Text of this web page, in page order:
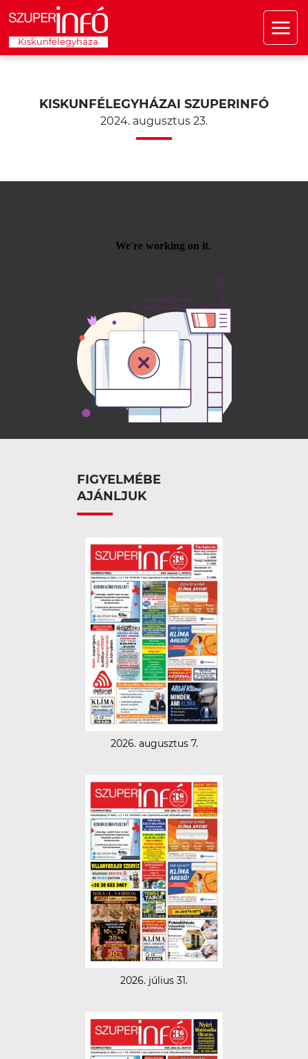
Kiskunfélegyháza
KISKUNFÉLEGYHÁZAI SZUPERINFÓ
2024. augusztus 23.
FIGYELMÉBE
AJÁNLJUK
2026. augusztus 7.
2026. július 31.